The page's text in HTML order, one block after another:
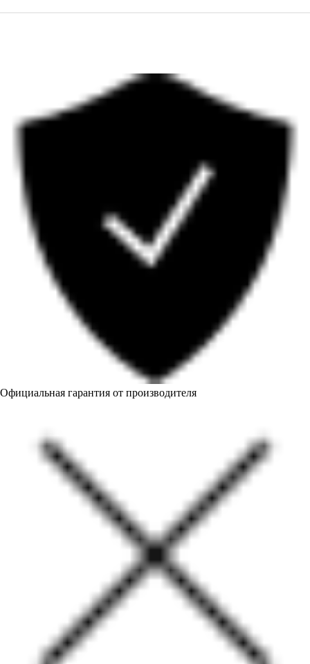
Официальная гарантия от производителя